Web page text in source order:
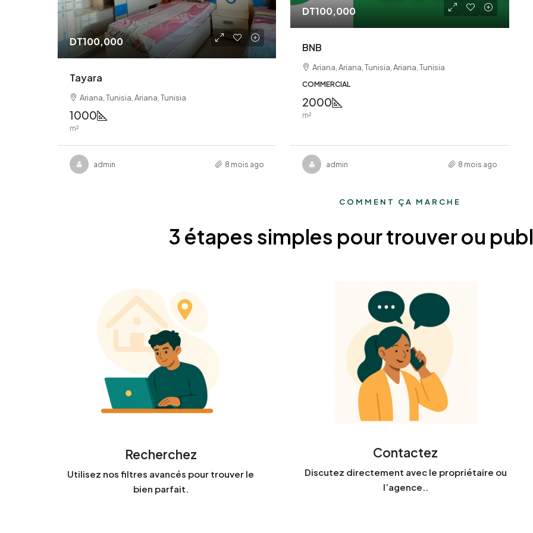
DT100,000
Tayara
Ariana, Tunisia, Ariana, Tunisia
1000
m²
admin 8 mois ago
DT100,000
BNB
Ariana, Ariana, Tunisia, Ariana, Tunisia
COMMERCIAL
2000
m²
admin 8 mois ago
COMMENT ÇA MARCHE
3 étapes simples pour trouver ou
Recherchez
Utilisez nos filtres avancés pour trouver le
bien parfait.
Contactez
Discutez directement avec le propriétaire ou
l’agence..